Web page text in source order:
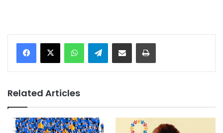
Telegram
Related Articles